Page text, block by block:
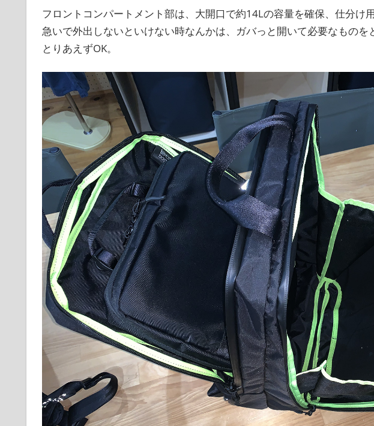
フロントコンパートメント部は、大開口で約14Lの容量を確保、仕分け
急いで外出しないといけない時なんかは、ガバっと開いて必要なもの
とりあえずOK。